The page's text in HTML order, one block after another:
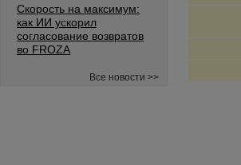
Скорость на максимум:
как ИИ ускорил
согласование возвратов
во FROZA
Все новости >>